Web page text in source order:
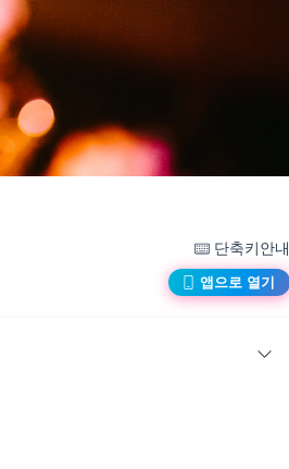
단축키안내
앱으로 열기